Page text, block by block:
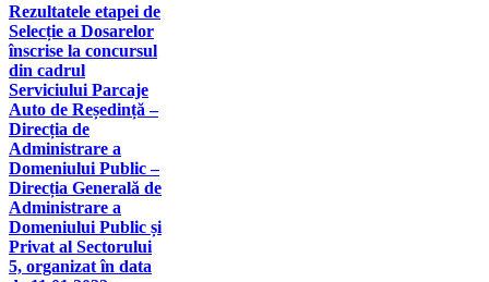
Rezultatele etapei de
Selecție a Dosarelor
înscrise la concursul
din cadrul
Serviciului Parcaje
Auto de Reședință –
Direcția de
Administrare a
Domeniului Public –
Direcția Generală de
Administrare a
Domeniului Public și
Privat al Sectorului
5, organizat în data